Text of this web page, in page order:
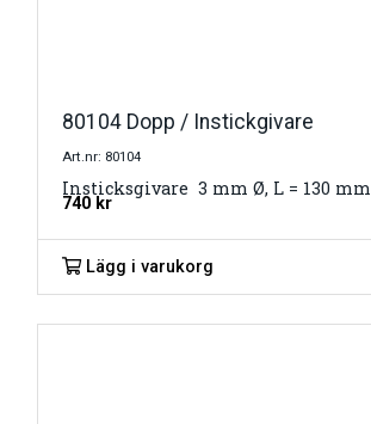
80104 Dopp / Instickgivare
Art.nr: 80104
Insticksgivare 3 mm Ø, L = 130 mm
740 kr
Lägg i varukorg